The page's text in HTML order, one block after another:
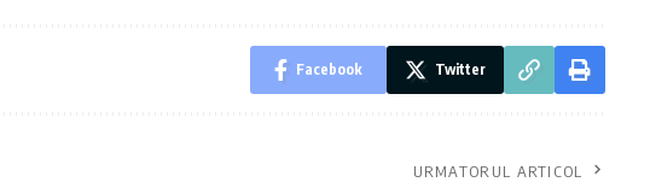
Facebook Twitter
URMATORUL ARTICOL